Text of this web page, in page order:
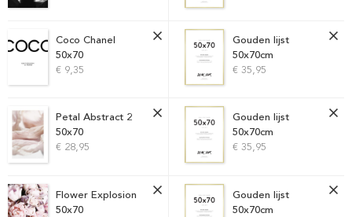
Coco Chanel
50x70
€ 9,35
Gouden lijst
50x70cm
€ 35,95
Petal Abstract 2
50x70
€ 28,95
Gouden lijst
50x70cm
€ 35,95
Flower Explosion
50x70
Gouden lijst
50x70cm